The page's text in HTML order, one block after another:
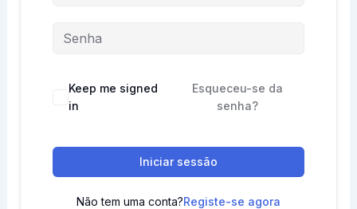
Keep me signed
in
Esqueceu-se da
senha?
Iniciar sessão
Não tem uma conta?Registe-se agora